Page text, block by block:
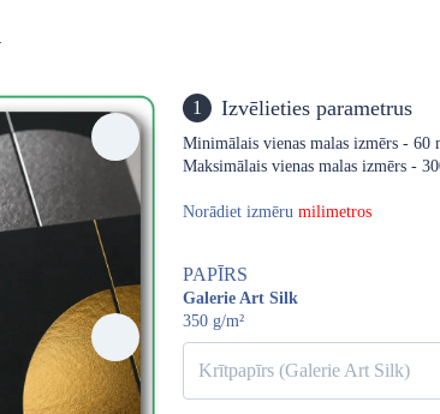
1 Izvēlieties parametrus
Minimālais vienas malas izmērs - 60
Maksimālais vienas malas izmērs -
Norādiet izmēru milimetros
PAPĪRS
Galerie Art Silk
350 g/m²
Krītpapīrs (Galerie Art Silk)